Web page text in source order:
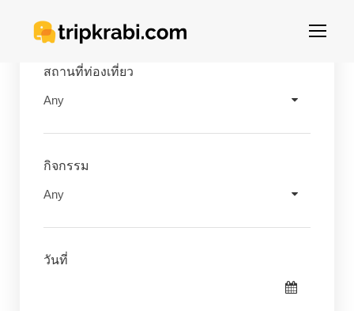
สถานที่ท่องเที่ยว
กิจกรรม
วันที่